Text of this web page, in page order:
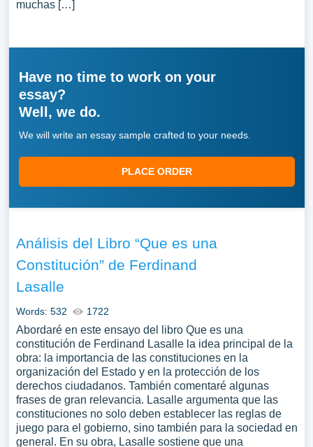
muchas […]
Have no time to work on your
essay?
Well, we do.
We will write an essay sample crafted to your needs.
PLACE ORDER
Análisis del Libro “Que es una
Constitución” de Ferdinand
Lasalle
Words: 532 1722
Abordaré en este ensayo del libro Que es una
constitución de Ferdinand Lasalle la idea principal de la
obra: la importancia de las constituciones en la
organización del Estado y en la protección de los
derechos ciudadanos. También comentaré algunas
frases de gran relevancia. Lasalle argumenta que las
constituciones no solo deben establecer las reglas de
juego para el gobierno, sino también para la sociedad en
general. En su obra, Lasalle sostiene que una